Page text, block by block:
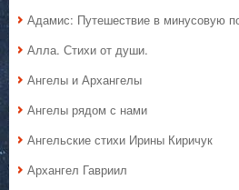
Адамис: Путешествие в минусовую
Алла. Стихи от души.
Ангелы и Архангелы
Ангелы рядом с нами
Ангельские стихи Ирины Киричук
Архангел Гавриил